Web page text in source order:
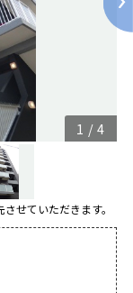
1 /4
せていただきます。